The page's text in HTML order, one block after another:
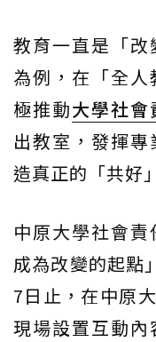
教育一直是「
為例，在「全
極推動大學社會
出教室，發揮
造真正的「共好
中原大學社會
成為改變的起點
7日止，在中原
現場設置互動